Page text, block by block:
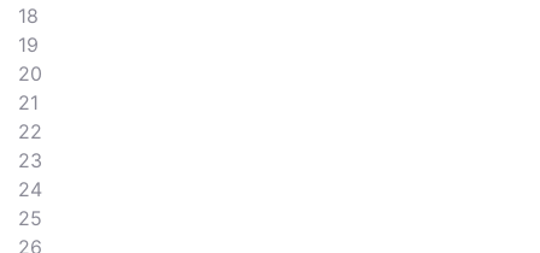
18
19
20
21
22
23
24
25
26